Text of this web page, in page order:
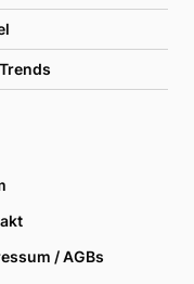
/ AGBs